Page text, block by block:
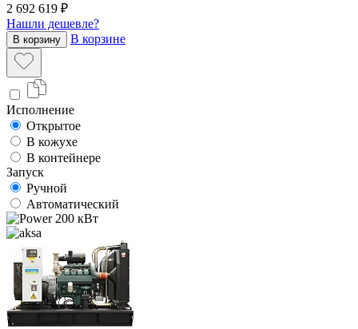
2 692 619 ₽
Нашли дешевле?
В корзину В корзине
Исполнение
Открытое
В кожухе
В контейнере
Запуск
Ручной
Автоматический
200 кВт